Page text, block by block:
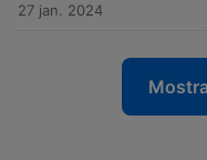
27 jan. 2024